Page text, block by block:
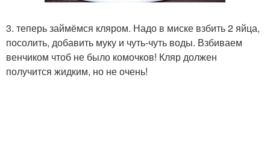
3. теперь займёмся кляром. Надо в миске взбить 2 яйца,
посолить, добавить муку и чуть-чуть воды. Взбиваем
венчиком чтоб не было комочков! Кляр должен
получится жидким, но не очень!